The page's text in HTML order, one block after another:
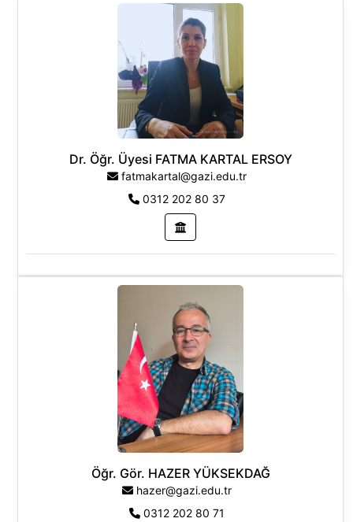
1989 - 1993Lisans
Hacettepe Üniversitesi, Fen Fakültesi, Biyoloji
Bölümü, Türkiye
Araştırma Alanları:
Temel Bilimler
Dr. Öğr. Üyesi FATMA KARTAL ERSOY
fatmakartal@gazi.edu.tr
0312 202 80 37
Öğr. Gör. HAZER YÜKSEKDAĞ
hazer@gazi.edu.tr
0312 202 80 71